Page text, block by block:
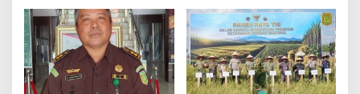
Ke – 33 Tingkat Provinsi
Kalimantan Barat Tahun
2026